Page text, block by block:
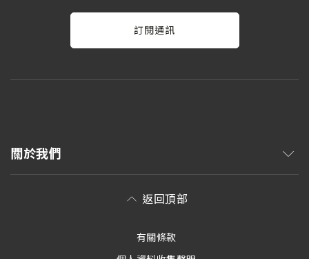
訂閱通訊
關於我們
返回頂部
有關條款